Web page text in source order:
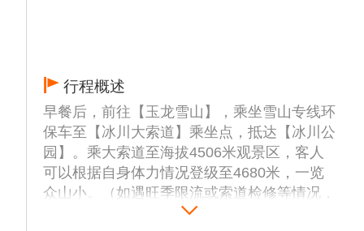
行程概述
早餐后，前往【玉龙雪山】，乘坐雪山专线环
保车至【冰川大索道】乘坐点，抵达【冰川公
园】。乘大索道至海拔4506米观景区，客人
可以根据自身体力情况登级至4680米，一览
众山小。（如遇旺季限流或索道检修等情况，
旅行社安排其他索道并退差价）。之后前往游